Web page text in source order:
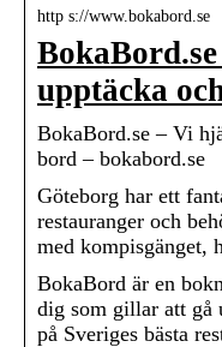
http s://www.bokabord.se
upptäcka
BokaBord.se – Vi
bord – bokabord.se
Göteborg har ett
restauranger och
med kompisgänget,
BokaBord är en
dig som gillar att gå
på Sveriges bästa